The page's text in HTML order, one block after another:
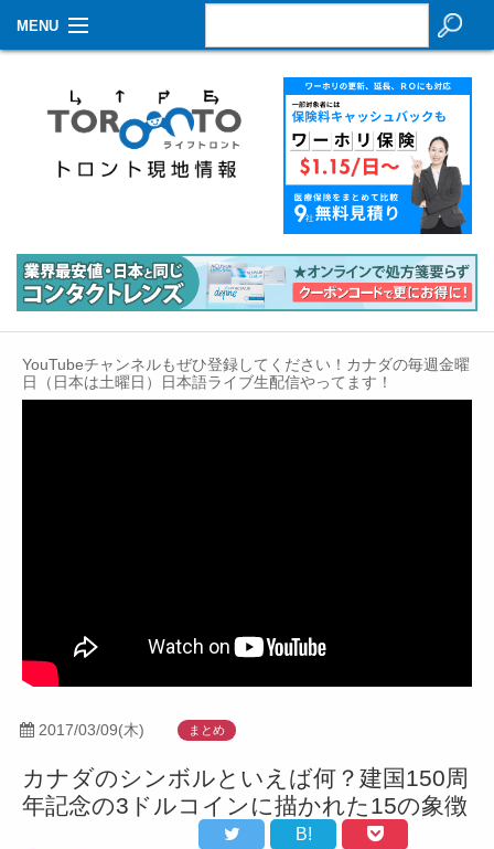
MENU
生活情報
その他
イベントカレンダー
Contact
YouTubeチャンネルもぜひ登録してください！カナダの毎週金曜
日（日本は土曜日）日本語ライブ生配信やってます！
2017/03/09(木) まとめ
カナダのシンボルといえば何？建国150周
年記念の3ドルコインに描かれた15の象徴
B!